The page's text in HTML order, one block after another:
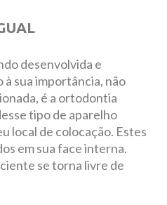
desenvolvida e
à sua importância, não
é a ortodontia
tipo de aparelho
local de colocação. Estes
em sua face interna.
se torna livre de